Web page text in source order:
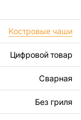
что
изображение,
дизайн изделия.
изделия из
Костровые чаши
Цифровой товар
Сварная
Без гриля